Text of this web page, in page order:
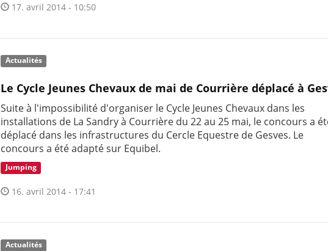
17. avril 2014 - 10:50
Actualités
Le Cycle Jeunes Chevaux de mai de Courrière déplacé à
Suite à l'impossibilité d'organiser le Cycle Jeunes Chevaux dans les
installations de La Sandry à Courrière du 22 au 25 mai, le concours a
déplacé dans les infrastructures du Cercle Equestre de Gesves. Le
concours a été adapté sur Equibel.
Jumping
16. avril 2014 - 17:41
Actualités